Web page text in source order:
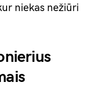
niekas nežiūri